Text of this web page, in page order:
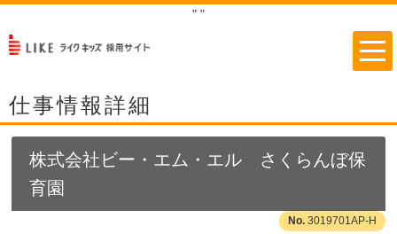
" "
仕事情報詳細
株式会社ビー・エム・エル さくらんぼ保
育園
3019701AP-H